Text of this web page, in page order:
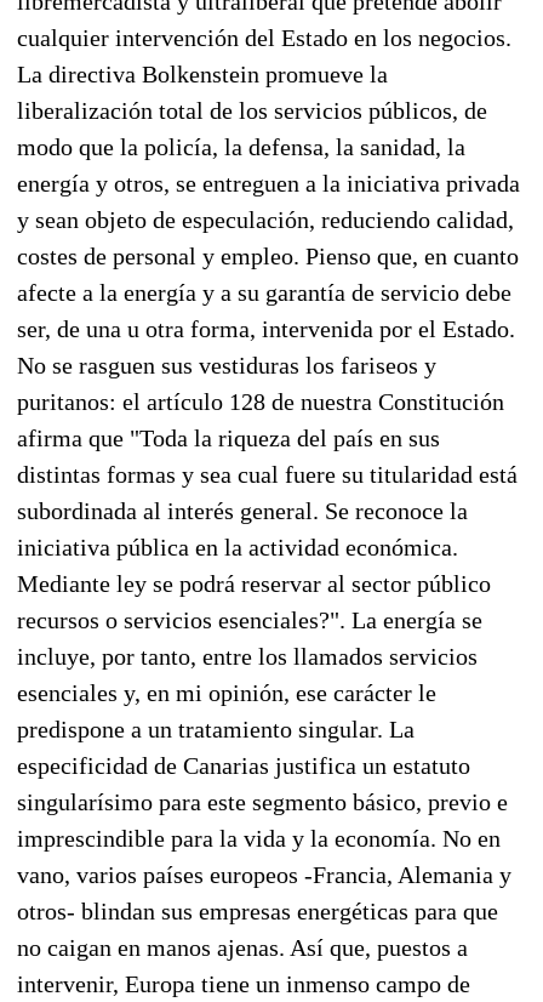
cualquier intervención del Estado en los negocios.
La directiva Bolkenstein promueve la
liberalización total de los servicios públicos, de
modo que la policía, la defensa, la sanidad, la
energía y otros, se entreguen a la iniciativa privada
y sean objeto de especulación, reduciendo calidad,
costes de personal y empleo. Pienso que, en cuanto
afecte a la energía y a su garantía de servicio debe
ser, de una u otra forma, intervenida por el Estado.
No se rasguen sus vestiduras los fariseos y
puritanos: el artículo 128 de nuestra Constitución
afirma que "Toda la riqueza del país en sus
distintas formas y sea cual fuere su titularidad está
subordinada al interés general. Se reconoce la
iniciativa pública en la actividad económica.
Mediante ley se podrá reservar al sector público
recursos o servicios esenciales?". La energía se
incluye, por tanto, entre los llamados servicios
esenciales y, en mi opinión, ese carácter le
predispone a un tratamiento singular. La
especificidad de Canarias justifica un estatuto
singularísimo para este segmento básico, previo e
imprescindible para la vida y la economía. No en
vano, varios países europeos -Francia, Alemania y
otros- blindan sus empresas energéticas para que
no caigan en manos ajenas. Así que, puestos a
intervenir, Europa tiene un inmenso campo de